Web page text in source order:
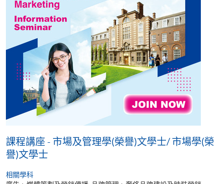
課程講座 - 市場及管理學(榮譽)文學士/ 市場學(榮
譽)文學士
相關學科